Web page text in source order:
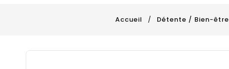
Accueil Détente / Bien-être